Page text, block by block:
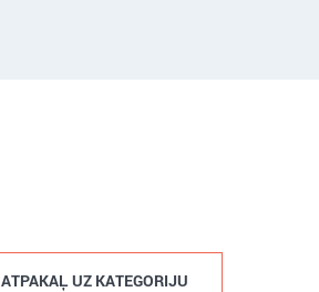
ATPAKAĻ UZ KATEGORIJU